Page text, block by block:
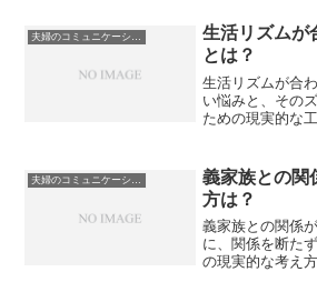
た。
生活リズムが
とは？
生活リズムが合
い悩みと、その
ための現実的な
コミュニケーシ
ます。
義家族との関
方は？
義家族との関係
に、関係を断た
の現実的な考え